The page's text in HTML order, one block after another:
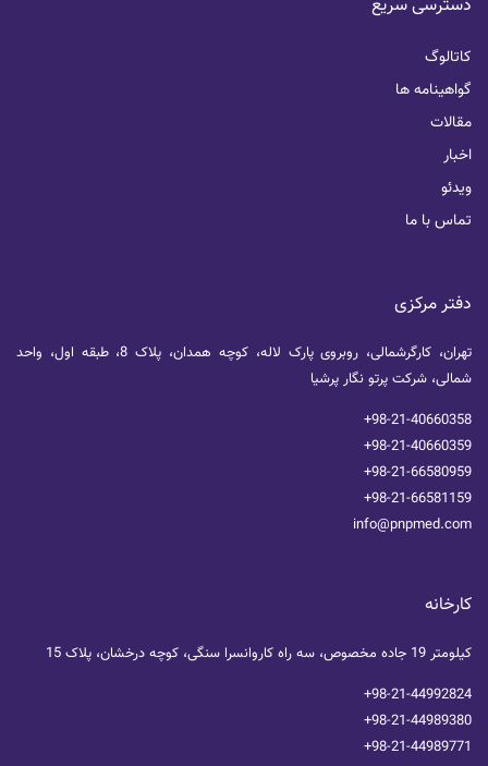
دسترسی سریع
کاتالوگ
گواهینامه ها
مقالات
اخبار
ویدئو
تماس با ما
دفتر مرکزی
تهران، کارگرشمالی، روبروی پارک لاله، کوچه همدان، پلاک 8، طبقه اول، واحد
شمالی، شرکت پرتو نگار پرشیا
+98-21-40660358
+98-21-40660359
+98-21-66580959
+98-21-66581159
info@pnpmed.com
کارخانه
کیلومتر 19 جاده مخصوص، سه راه کاروانسرا سنگی، کوچه درخشان، پلاک 15
+98-21-44992824
+98-21-44989380
+98-21-44989771